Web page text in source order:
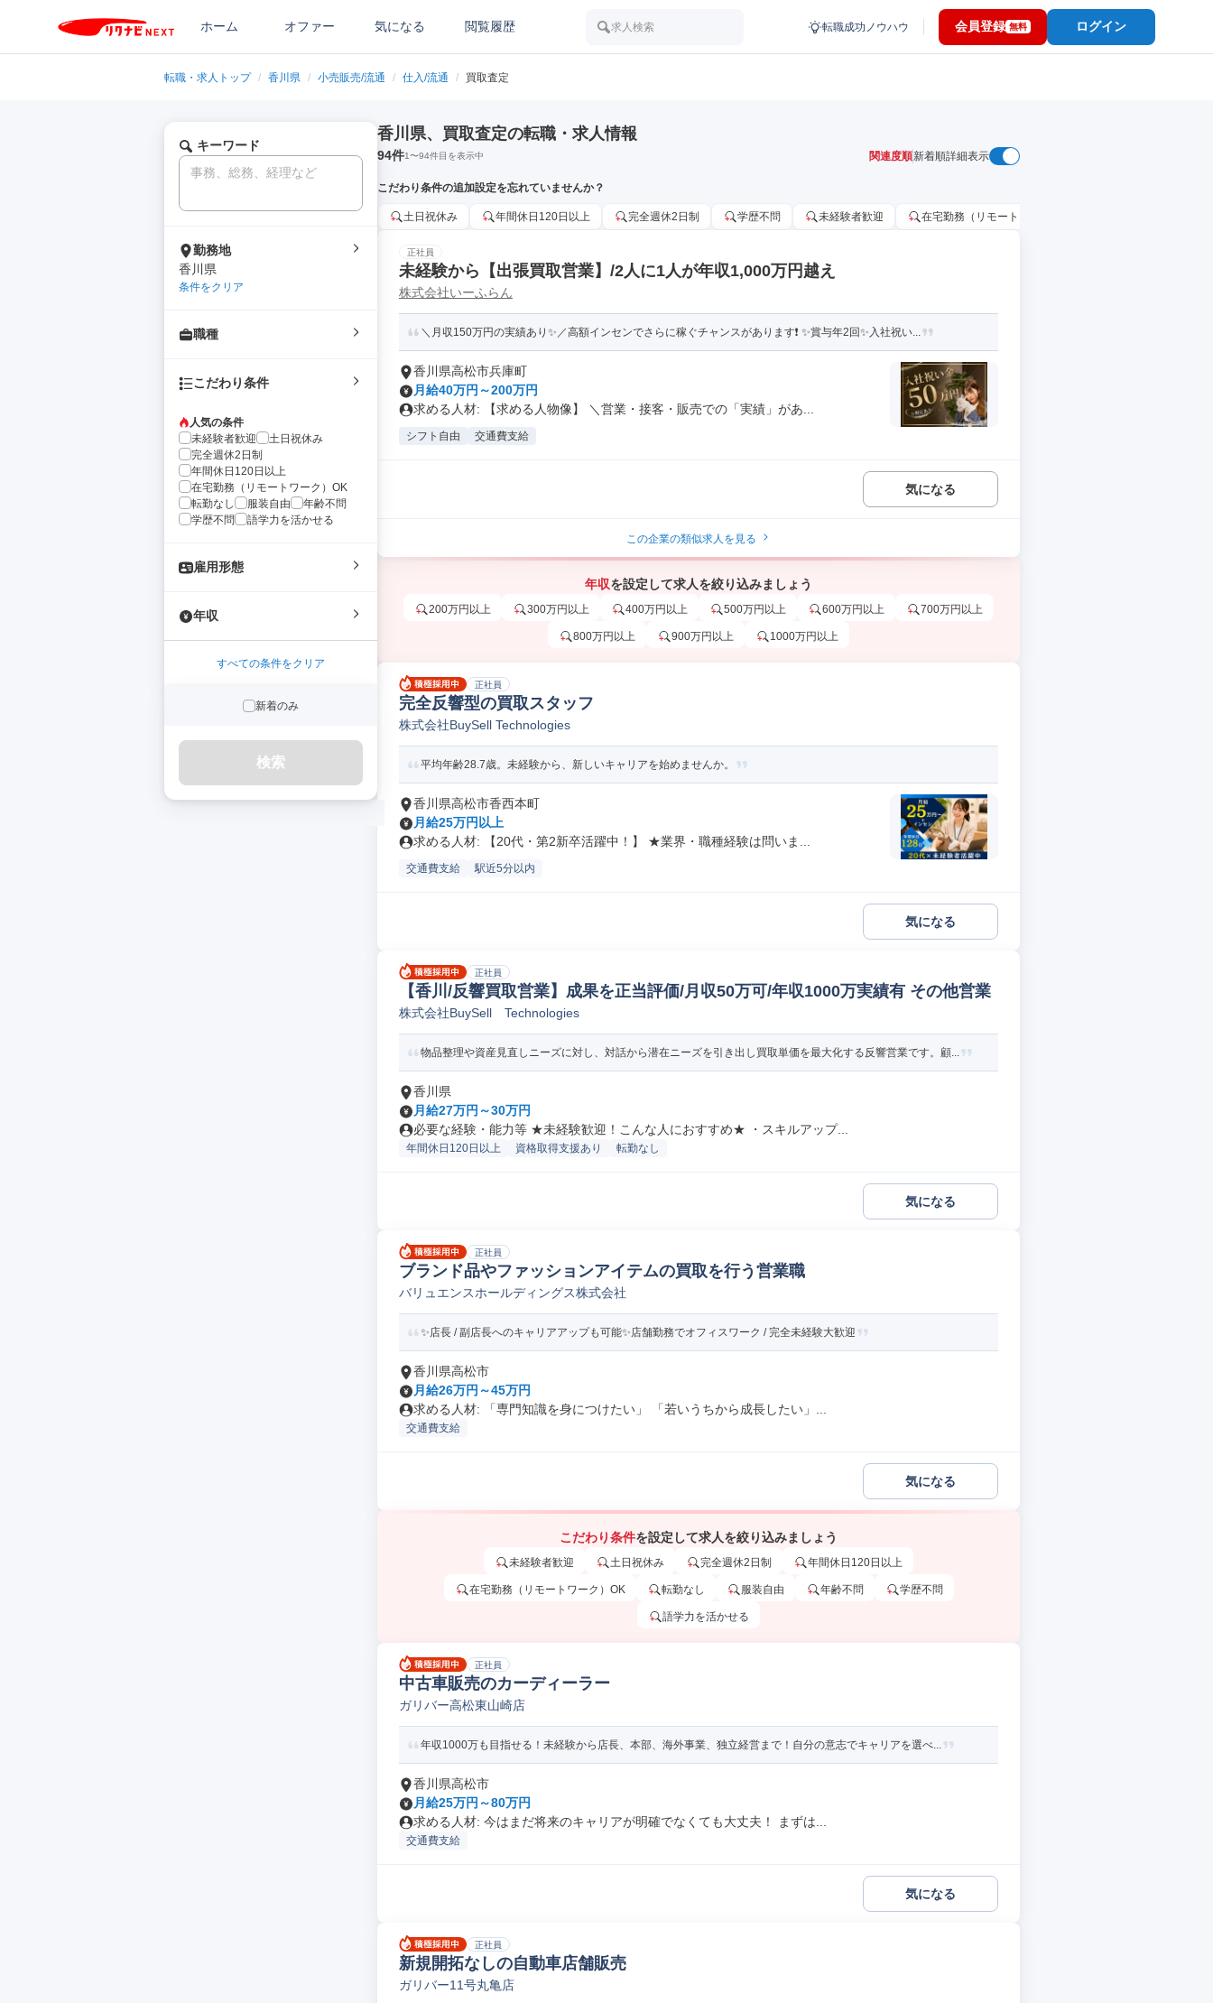
ホーム オファー 気になる 閲覧履歴 求人検索 転職成功ノウハウ 会員登録 無料 ログイン
転職・求人トップ / 香川県 / 小売販売/流通 / 仕入/流通 / 買取査定
キーワード
勤務地
香川県
条件をクリア
職種
こだわり条件
人気の条件
未経験者歓迎
土日祝休み
完全週休2日制
年間休日120日以上
在宅勤務（リモートワーク）OK
転勤なし
服装自由
年齢不問
学歴不問
語学力を活かせる
雇用形態
年収
すべての条件をクリア
新着のみ
検索
香川県、買取査定の転職・求人情報
94件1〜94件目を表示中 関連度順新着順詳細表示
こだわり条件の追加設定を忘れていませんか？
土日祝休み 年間休日120日以上 完全週休2日制 学歴不問 未経験者歓迎 在宅勤務（リモートワーク）OK
正社員
未経験から【出張買取営業】/2人に1人が年収1,000万円越え
株式会社いーふらん
＼月収150万円の実績あり✨／高額インセンでさらに稼ぐチャンスがあります❗ ✨賞与年2回✨入社祝い...
香川県高松市兵庫町
月給40万円～200万円
求める人材: 【求める人物像】 ＼営業・接客・販売での「実績」があ...
シフト自由 交通費支給
気になる
この企業の類似求人を見る
年収を設定して求人を絞り込みましょう
200万円以上 300万円以上 400万円以上 500万円以上 600万円以上 700万円以上
800万円以上 900万円以上 1000万円以上
正社員
完全反響型の買取スタッフ
株式会社BuySell Technologies
平均年齢28.7歳。未経験から、新しいキャリアを始めませんか。
香川県高松市香西本町
月給25万円以上
求める人材: 【20代・第2新卒活躍中！】 ★業界・職種経験は問いま...
交通費支給 駅近5分以内
気になる
正社員
【香川/反響買取営業】成果を正当評価/月収50万可/年収1000万実績有 その他営業
株式会社BuySell Technologies
物品整理や資産見直しニーズに対し、対話から潜在ニーズを引き出し買取単価を最大化する反響営業です。顧...
香川県
月給27万円～30万円
必要な経験・能力等 ★未経験歓迎！こんな人におすすめ★ ・スキルアップ...
年間休日120日以上 資格取得支援あり 転勤なし
気になる
正社員
ブランド品やファッションアイテムの買取を行う営業職
バリュエンスホールディングス株式会社
✨店長 / 副店長へのキャリアアップも可能✨店舗勤務でオフィスワーク / 完全未経験大歓迎
香川県高松市
月給26万円～45万円
求める人材: 「専門知識を身につけたい」 「若いうちから成長したい」...
交通費支給
気になる
こだわり条件を設定して求人を絞り込みましょう
未経験者歓迎 土日祝休み 完全週休2日制 年間休日120日以上
在宅勤務（リモートワーク）OK 転勤なし 服装自由 年齢不問 学歴不問
語学力を活かせる
正社員
中古車販売のカーディーラー
ガリバー高松東山崎店
年収1000万も目指せる！未経験から店長、本部、海外事業、独立経営まで！自分の意志でキャリアを選べ...
香川県高松市
月給25万円～80万円
求める人材: 今はまだ将来のキャリアが明確でなくても大丈夫！ まずは...
交通費支給
気になる
正社員
新規開拓なしの自動車店舗販売
ガリバー11号丸亀店